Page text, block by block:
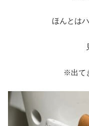
ほんとは
※出て